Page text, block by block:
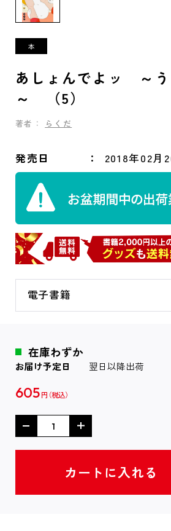
あしょんでよッ ～
～ （5）
著者： らくだ
発売日 2018年02月
電子書籍
在庫わずか
お届け予定日 翌日以降出荷
605 円